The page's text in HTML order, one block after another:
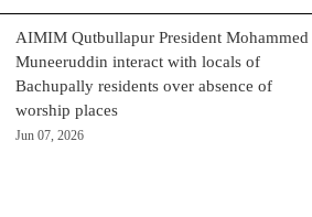
AIMIM Qutbullapur President Mohammed
Muneeruddin interact with locals of
Bachupally residents over absence of
worship places
Jun 07, 2026